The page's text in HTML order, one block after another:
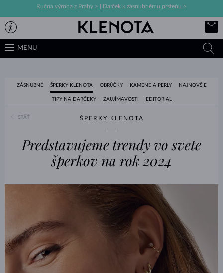
Ručná výroba z Prahy > Darček k zásnubnému prsteňu >
MENU
ZÁSNUBNÉ ŠPERKY KLENOTA OBRÚČKY KAMENE A PERLY NAJNOVŠIE
TIPY NA DARČEKY ZAUJÍMAVOSTI EDITORIAL
SPÄŤ ŠPERKY KLENOTA
Predstavujeme trendy vo svete
šperkov na rok 2024